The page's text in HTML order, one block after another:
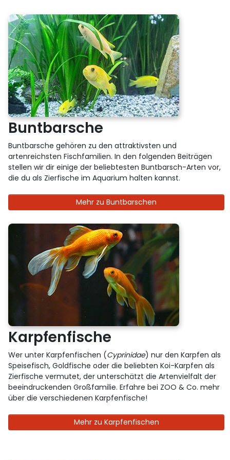
Buntbarsche
Buntbarsche gehören zu den attraktivsten und
artenreichsten Fischfamilien. In den folgenden Beiträgen
stellen wir dir einige der beliebtesten Buntbarsch-Arten vor,
die du als Zierfische im Aquarium halten kannst.
Mehr zu Buntbarschen
Karpfenfische
Wer unter Karpfenfischen (Cyprinidae) nur den Karpfen als
Speisefisch, Goldfische oder die beliebten Koi-Karpfen als
Zierfische vermutet, der unterschätzt die Artenvielfalt der
beeindruckenden Großfamilie. Erfahre bei ZOO & Co. mehr
über die verschiedenen Karpfenfische!
Mehr zu Karpfenfischen